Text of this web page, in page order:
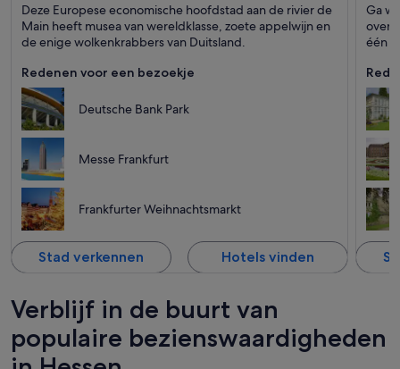
Staat bekend om Business, Sporten en Museums
Deze Europese economische hoofdstad aan de rivier de
Main heeft musea van wereldklasse, zoete appelwijn en
de enige wolkenkrabbers van Duitsland.
Redenen voor een bezoekje
Deutsche Bank Park
Messe Frankfurt
Frankfurter Weihnachtsmarkt
Stad verkennen Hotels vinden
Ga
één
Verblijf in de buurt van
populaire bezienswaardigheden